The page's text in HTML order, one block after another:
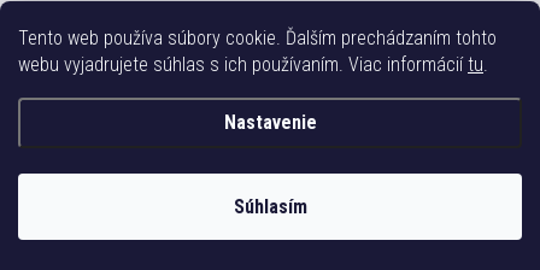
Tento web používa súbory cookie. Ďalším prechádzaním tohto
webu vyjadrujete súhlas s ich používaním. Viac informáciítu.
Nastavenie
Súhlasím
Bižuterie TOP Vše k mobilu Mobil příslušenství
Copyright 2017-2026Bižutéria TOP. Všetky práva vyhradené.